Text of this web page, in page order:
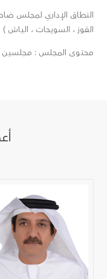
النطاق الإداري لمجلس
القوز ، السويحات ، الياش )
محتوى المجلس : مجلسين ، قـاعـة ، 5 مكاتب